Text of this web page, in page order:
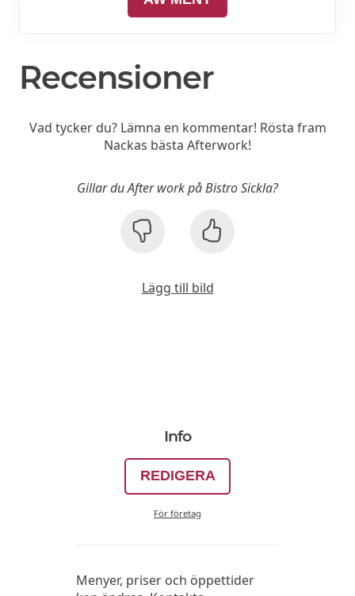
Recensioner
Vad tycker du? Lämna en kommentar! Rösta fram
Nackas bästa Afterwork!
Gillar du After work på Bistro Sickla?
Lägg till bild
Info
REDIGERA
För företag
Menyer, priser och öppettider